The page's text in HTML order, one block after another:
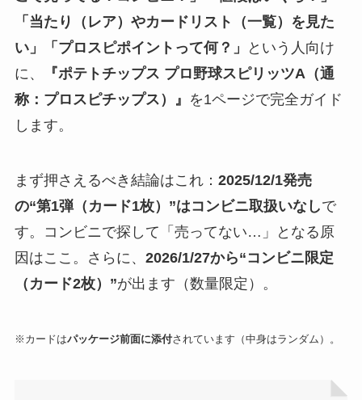
「当たり（レア）やカードリスト（一覧）を見た
い」「プロスピポイントって何？」
という人向け
に、
『ポテトチップス プロ野球スピリッツA（通
称：プロスピチップス）』 を1ページで完全ガイド
します。
まず押さえるべき結論はこれ： 2025/12/1発売
の“第1弾（カード1枚）”はコンビニ取扱いなしで
す。コンビニで探して「売ってない…」となる原
因はここ。さらに、 2026/1/27から“コンビニ限定
（カード2枚）”が出ます（数量限定）。
※カードはパッケージ前面に添付されています（中身はランダム）。